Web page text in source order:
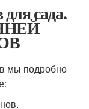
сада.
мы подробно